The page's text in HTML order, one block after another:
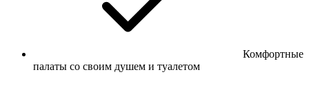
Комфортные
палаты со своим душем и туалетом